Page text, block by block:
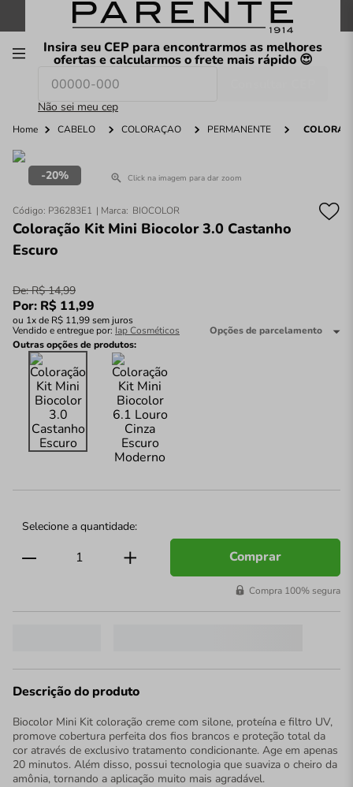
FRETE GRÁTIS nas compras a partir de R$199
Insira seu CEP para encontrarmos as melhores
ofertas e calcularmos o frete mais rápido 😍
Não sei meu cep
O que você procura hoje?
Home CABELO COLORAÇÃO PERMANENTE
20% Click na imagem para dar zoom
Código: P36283E1 BIOCOLOR
Coloração Kit Mini Biocolor 3.0 Castanho
Escuro
De:R$ 14,99
Por: R$ 11,99
ou 1x de R$ 11,99sem juros
Vendido e entregue por: Iap Cosméticos
Opções de parcelamento
Outras opções de produtos:
Comprar
Compra 100% segura
Descrição do produto
Biocolor Mini Kit coloração creme com silone, proteína e filtro UV,
promove cobertura perfeita dos fios brancos e proteção total da
cor através de exclusivo tratamento condicionante. Age em apenas
20 minutos. Além disso, possui tecnologia que suaviza o cheiro da
amônia, tornando a aplicação muito mais agradável.